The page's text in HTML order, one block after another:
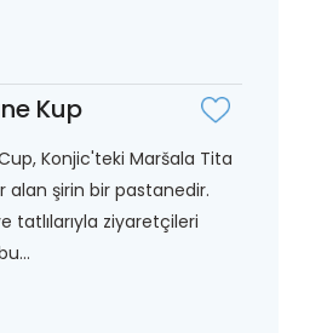
Kup
Konjic'teki Maršala Tita
alan şirin bir pastanedir.
tatlılarıyla ziyaretçileri